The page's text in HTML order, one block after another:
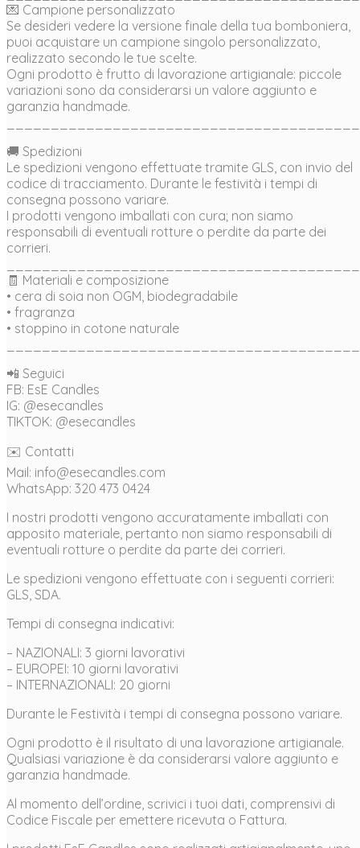
💌 Campione personalizzato
Se desideri vedere la versione finale della tua bomboniera,
puoi acquistare un campione singolo personalizzato,
realizzato secondo le tue scelte.
Ogni prodotto è frutto di lavorazione artigianale: piccole
variazioni sono da considerarsi un valore aggiunto e
garanzia handmade.
🚚 Spedizioni
Le spedizioni vengono effettuate tramite GLS, con invio del
codice di tracciamento. Durante le festività i tempi di
consegna possono variare.
I prodotti vengono imballati con cura; non siamo
responsabili di eventuali rotture o perdite da parte dei
corrieri.
🧾 Materiali e composizione
• cera di soia non OGM, biodegradabile
• fragranza
• stoppino in cotone naturale
📲 Seguici
FB: EsE Candles
IG: @esecandles
TIKTOK: @esecandles
✉️ Contatti
Mail: info@esecandles.com
WhatsApp: 320 473 0424
I nostri prodotti vengono accuratamente imballati con
apposito materiale, pertanto non siamo responsabili di
eventuali rotture o perdite da parte dei corrieri.
Le spedizioni vengono effettuate con i seguenti corrieri:
GLS, SDA.
Tempi di consegna indicativi:
– NAZIONALI: 3 giorni lavorativi
– EUROPEI: 10 giorni lavorativi
– INTERNAZIONALI: 20 giorni
Durante le Festività i tempi di consegna possono variare.
Ogni prodotto è il risultato di una lavorazione artigianale.
Qualsiasi variazione è da considerarsi valore aggiunto e
garanzia handmade.
Al momento dell’ordine, scrivici i tuoi dati, comprensivi di
Codice Fiscale per emettere ricevuta o Fattura.